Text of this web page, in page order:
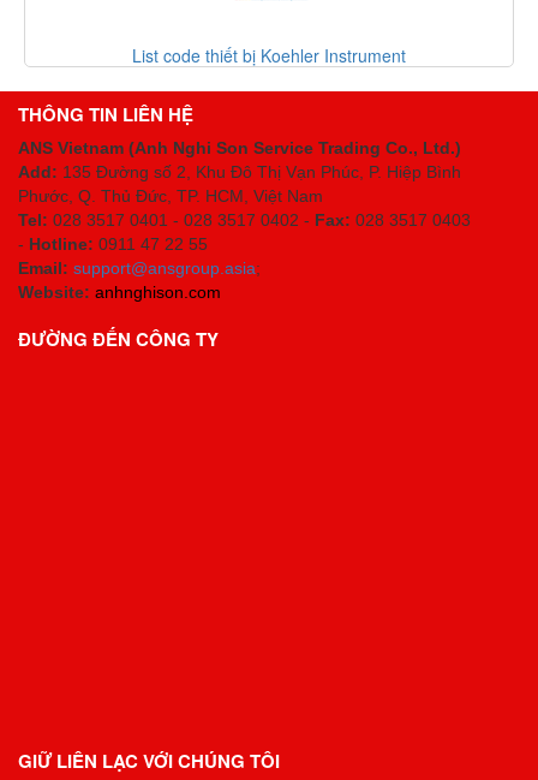
List code thiết bị Koehler Instrument
THÔNG TIN LIÊN HỆ
ANS Vietnam (Anh Nghi Son Service Trading Co., Ltd.)
Add: 135 Đường số 2, Khu Đô Thị Vạn Phúc, P. Hiệp Bình
Phước, Q. Thủ Đức, TP. HCM , Việt Nam
Tel: 028 3517 0401 - 028 3517 0402 - Fax: 028 3517 0403
- Hotline: 0911 47 22 55
Email: support@ansgroup.asia;
Website: anhnghison.com
ĐƯỜNG ĐẾN CÔNG TY
GIỮ LIÊN LẠC VỚI CHÚNG TÔI